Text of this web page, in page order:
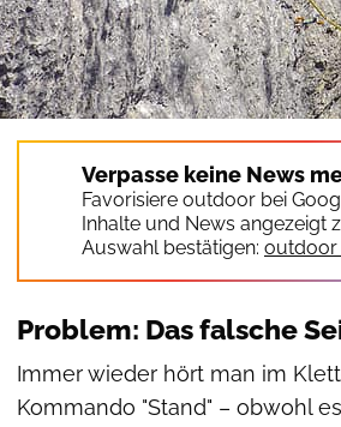
Verpasse keine News
Favorisiere outdoor bei
Inhalte und News angezeigt
Auswahl bestätigen: outdoor
Problem: Das falsche
Immer wieder hört man im
Kommando "Stand" – obwohl